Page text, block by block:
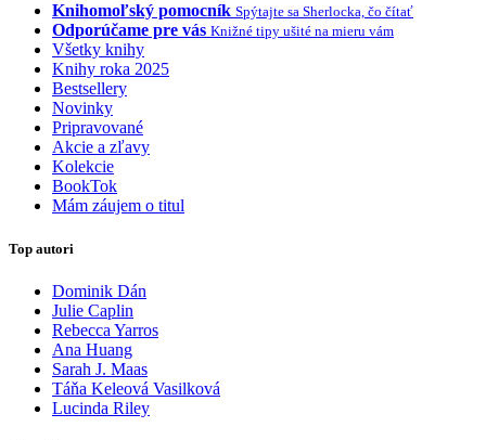
Knihomoľský pomocník Spýtajte sa Sherlocka, čo čítať
Odporúčame pre vás Knižné tipy ušité na mieru vám
Všetky knihy
Knihy roka 2025
Bestsellery
Novinky
Pripravované
Akcie a zľavy
Kolekcie
BookTok
Mám záujem o titul
Top autori
Dominik Dán
Julie Caplin
Rebecca Yarros
Ana Huang
Sarah J. Maas
Táňa Keleová Vasilková
Lucinda Riley